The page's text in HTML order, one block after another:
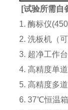
[试验所需自
1. 酶标仪
2. 洗板机（
3. 超净工作
4. 高精度单
5. 高精度多
6. 37℃恒温